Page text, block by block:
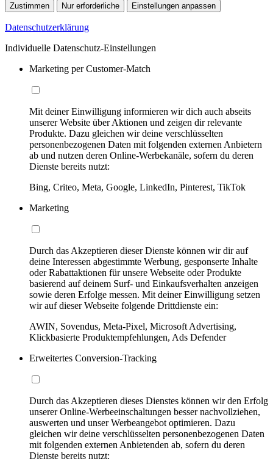
Zustimmen Nur erforderliche Einstellungen anpassen
Datenschutzerklärung
Individuelle Datenschutz-Einstellungen
Marketing per Customer-Match
Mit deiner Einwilligung informieren wir dich auch abseits
unserer Website über Aktionen und zeigen dir relevante
Produkte. Dazu gleichen wir deine verschlüsselten
personenbezogenen Daten mit folgenden externen Anbietern
ab und nutzen deren Online-Werbekanäle, sofern du deren
Dienste bereits nutzt:
Bing, Criteo, Meta, Google, LinkedIn, Pinterest, TikTok
Marketing
Durch das Akzeptieren dieser Dienste können wir dir auf
deine Interessen abgestimmte Werbung, gesponserte Inhalte
oder Rabattaktionen für unsere Webseite oder Produkte
basierend auf deinem Surf- und Einkaufsverhalten anzeigen
sowie deren Erfolge messen. Mit deiner Einwilligung setzen
wir auf dieser Webseite folgende Drittdienste ein:
AWIN, Sovendus, Meta-Pixel, Microsoft Advertising,
Klickbasierte Produktempfehlungen, Ads Defender
Erweitertes Conversion-Tracking
Durch das Akzeptieren dieses Dienstes können wir den Erfolg
unserer Online-Werbeeinschaltungen besser nachvollziehen,
auswerten und unser Werbeangebot optimieren. Dazu
gleichen wir deine verschlüsselten personenbezogenen Daten
mit folgenden externen Anbietenden ab, sofern du deren
Dienste bereits nutzt: